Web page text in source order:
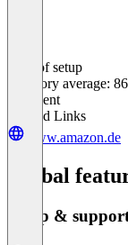
Ease of setup
Category average:
Excellent
Related Links
www.amazon.de
Global
Setup &